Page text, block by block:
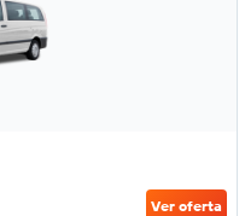
Ver oferta